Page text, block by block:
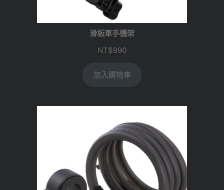
滑板車手機架
NT$990
加入購物車